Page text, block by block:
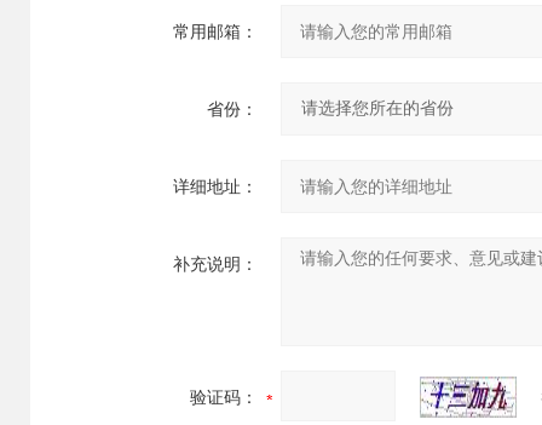
常用邮箱：
省份：
详细地址：
补充说明：
验证码：